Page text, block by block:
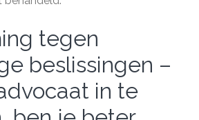
tegen
beslissingen –
in te